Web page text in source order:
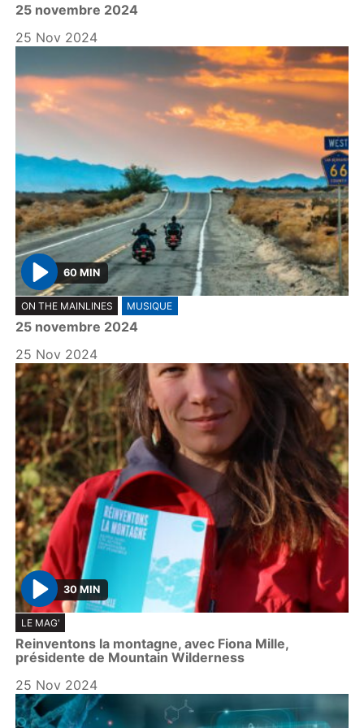
a
y
25 novembre 2024
25 Nov 2024
P
l
a
y
60 MIN
ON THE MAINLINES MUSIQUE
25 novembre 2024
25 Nov 2024
P
l
a
y
30 MIN
LE MAG'
Reinventons la montagne, avec Fiona Mille,
présidente de Mountain Wilderness
25 Nov 2024